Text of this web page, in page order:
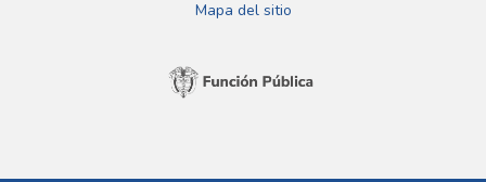
Mapa del sitio